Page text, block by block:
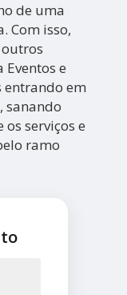
de uma
Com isso,
e
entrando em
sanando
serviços e
ramo